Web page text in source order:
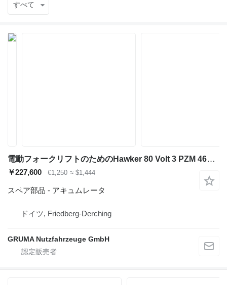
すべて
電動フォークリフトのためのHawker 80 Volt 3 PZM 465 Ah アキュムレータ
￥227,600 €1,250 ≈ $1,444
スペア部品 - アキュムレータ
ドイツ, Friedberg-Derching
GRUMA Nutzfahrzeuge GmbH